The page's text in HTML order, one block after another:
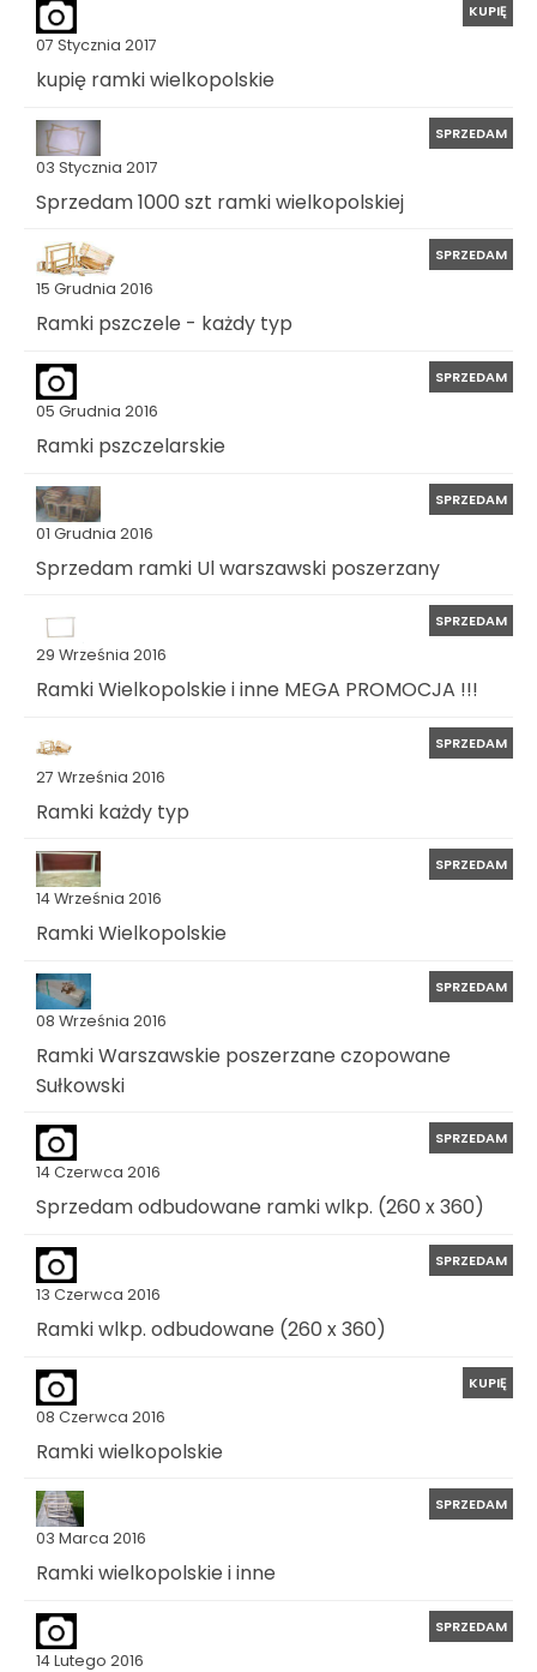
07 Stycznia 2017
KUPIĘ
kupię ramki wielkopolskie
03 Stycznia 2017
SPRZEDAM
Sprzedam 1000 szt ramki wielkopolskiej
15 Grudnia 2016
SPRZEDAM
Ramki pszczele - każdy typ
05 Grudnia 2016
SPRZEDAM
Ramki pszczelarskie
01 Grudnia 2016
SPRZEDAM
Sprzedam ramki Ul warszawski poszerzany
29 Września 2016
SPRZEDAM
Ramki Wielkopolskie i inne MEGA PROMOCJA !!!
27 Września 2016
SPRZEDAM
Ramki każdy typ
14 Września 2016
SPRZEDAM
Ramki Wielkopolskie
08 Września 2016
SPRZEDAM
Ramki Warszawskie poszerzane czopowane
Sułkowski
14 Czerwca 2016
SPRZEDAM
Sprzedam odbudowane ramki wlkp. (260 x 360)
13 Czerwca 2016
SPRZEDAM
Ramki wlkp. odbudowane (260 x 360)
08 Czerwca 2016
KUPIĘ
Ramki wielkopolskie
03 Marca 2016
SPRZEDAM
Ramki wielkopolskie i inne
14 Lutego 2016
SPRZEDAM